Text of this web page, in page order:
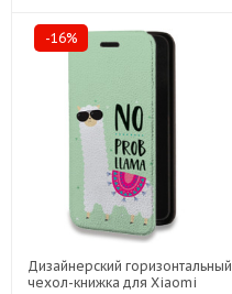
-16%
Дизайнерский горизонтальный
чехол-книжка для Xiaomi